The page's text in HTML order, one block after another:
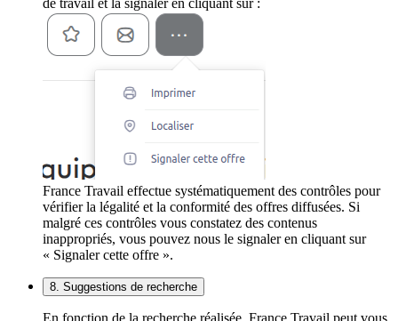
de travail et la signaler en cliquant sur :
France Travail effectue systématiquement des contrôles pour
vérifier la légalité et la conformité des offres diffusées. Si
malgré ces contrôles vous constatez des contenus
inappropriés, vous pouvez nous le signaler en cliquant sur
« Signaler cette offre ».
8. Suggestions de recherche